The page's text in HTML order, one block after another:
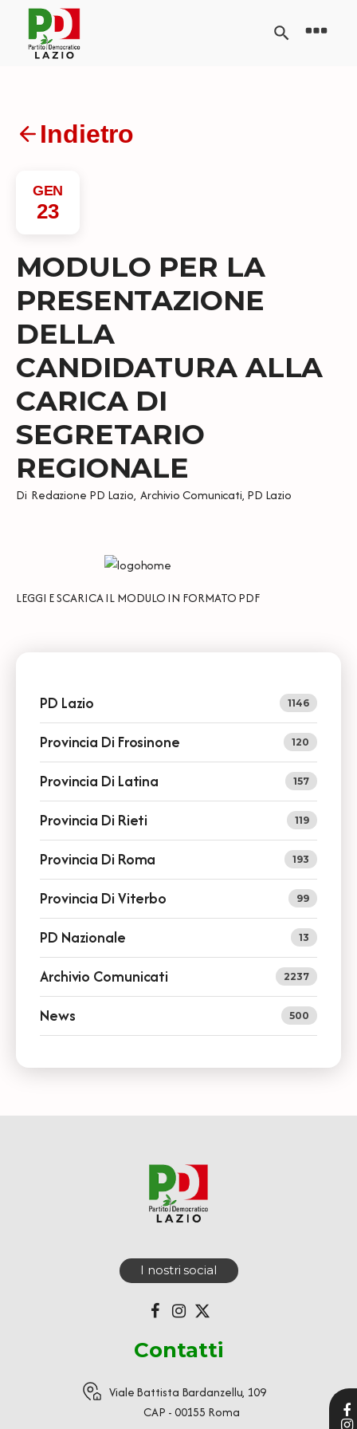
Indietro
GEN
23
MODULO PER LA
PRESENTAZIONE
DELLA
CANDIDATURA ALLA
CARICA DI
SEGRETARIO
REGIONALE
Di Redazione PD Lazio, Archivio Comunicati, PD Lazio
LEGGI E SCARICA ILMODULO IN FORMATO PDF
PD Lazio 1146
Provincia Di Frosinone 120
Provincia Di Latina 157
Provincia Di Rieti 119
Provincia Di Roma 193
Provincia Di Viterbo 99
PD Nazionale 13
Archivio Comunicati 2237
News 500
I nostri social
Contatti
Viale Battista Bardanzellu, 109
CAP - 00155 Roma